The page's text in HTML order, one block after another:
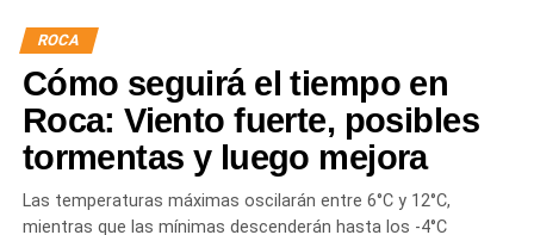
La iniciativa apunta especialmente a estudiantes de 4°, 5°
y 6° año de escuelas secundarias y técnicas, en un
momento clave para la orientación vocacional y la
elección de un proyecto educativo. En este sentido, la
Universidad abrirá las puertas de sus aulas y espacios
institucionales para que los y las jóvenes puedan conocer
de cerca el funcionamiento de la vida universitaria,
dialogar con estudiantes y docentes, y recorrer las
ROCA
Cómo seguirá el tiempo en
Roca: Viento fuerte, posibles
tormentas y luego mejora
Las temperaturas máximas oscilarán entre 6°C y 12°C,
mientras que las mínimas descenderán hasta los -4°C